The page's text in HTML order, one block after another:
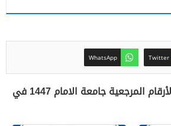
Twitter
WhatsApp
مواضيع ذات صلة بـ : الأرقام المرجعية جامعة الامام 1447 في